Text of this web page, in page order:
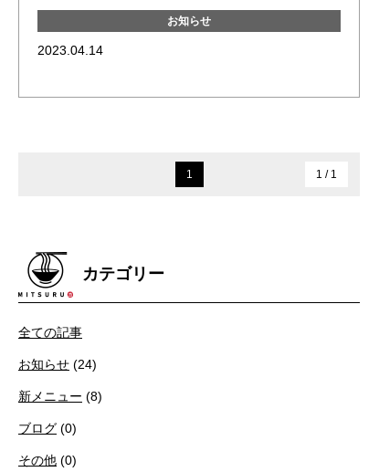
お知らせ
2023.04.14
1 / 1
1
カテゴリー
全ての記事
お知らせ (24)
新メニュー (8)
ブログ (0)
その他 (0)